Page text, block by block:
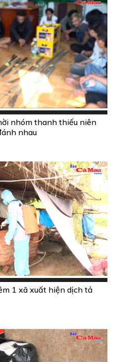
nhóm thanh thiếu niên
nhau
1 xã xuất hiện dịch tả